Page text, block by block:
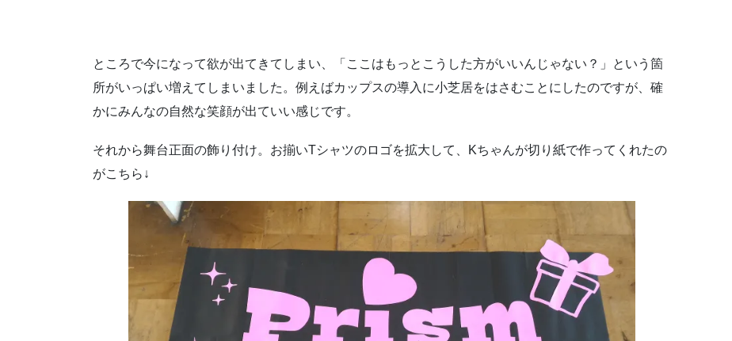
ところで今になって欲が出てきてしまい、「ここはもっとこうした方がいいんじゃない？」という箇
所がいっぱい増えてしまいました。例えばカップスの導入に小芝居をはさむことにしたのですが、確
かにみんなの自然な笑顔が出ていい感じです。
それから舞台正面の飾り付け。お揃いTシャツのロゴを拡大して、Kちゃんが切り紙で作ってくれたの
がこちら↓